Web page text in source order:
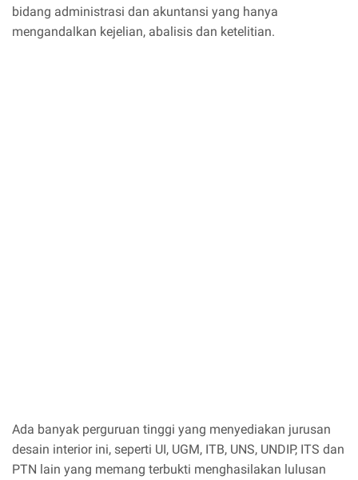
bidang administrasi dan akuntansi yang hanya
mengandalkan kejelian, abalisis dan ketelitian.
Ada banyak perguruan tinggi yang menyediakan jurusan
desain interior ini, seperti UI, UGM, ITB, UNS, UNDIP, ITS dan
PTN lain yang memang terbukti menghasilakan lulusan